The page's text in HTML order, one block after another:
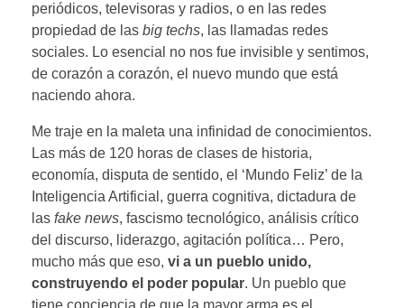
periódicos, televisoras y radios, o en las redes
propiedad de las big techs, las llamadas redes
sociales. Lo esencial no nos fue invisible y sentimos,
de corazón a corazón, el nuevo mundo que está
naciendo ahora.
Me traje en la maleta una infinidad de conocimientos.
Las más de 120 horas de clases de historia,
economía, disputa de sentido, el ‘Mundo Feliz’ de la
Inteligencia Artificial, guerra cognitiva, dictadura de
las fake news, fascismo tecnológico, análisis crítico
del discurso, liderazgo, agitación política… Pero,
mucho más que eso, vi a un pueblo unido,
construyendo el poder popular. Un pueblo que
tiene conciencia de que la mayor arma es el